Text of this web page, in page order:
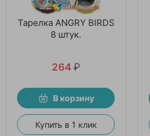
Тарелка ANGRY BIRDS
8 штук.
264 ₽
В корзину
Купить в 1 клик